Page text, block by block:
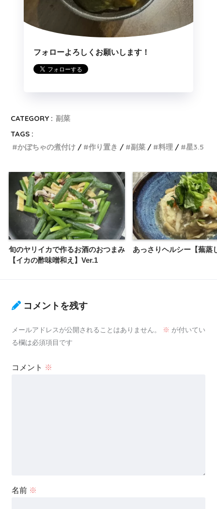
フォローよろしくお願いします！
CATEGORY : 副菜
TAGS :
かぼちゃの煮付け
作り置き 副菜 料理 星3.5
旬のヤリイカで作るお酒のおつまみ
【イカの酢味噌和え】Ver.1
あっさりヘルシー【蕪蒸
コメントを残す
メールアドレスが公開されることはありません。 ※ が付いてい
る欄は必須項目です
コメント ※
名前 ※